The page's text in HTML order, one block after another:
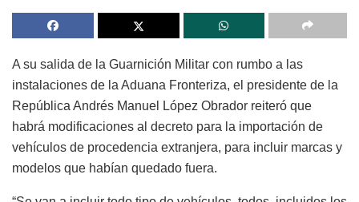
A su salida de la Guarnición Militar con rumbo a las
instalaciones de la Aduana Fronteriza, el presidente de la
República Andrés Manuel López Obrador reiteró que
habrá modificaciones al decreto para la importación de
vehículos de procedencia extranjera, para incluir marcas y
modelos que habían quedado fuera.